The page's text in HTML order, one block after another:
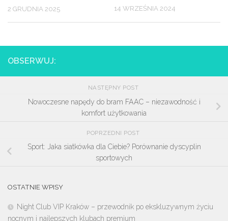
2 GRUDNIA 2025 14 WRZEŚNIA 2024
OBSERWUJ:
NASTĘPNY POST
Nowoczesne napędy do bram FAAC – niezawodność i
komfort użytkowania
POPRZEDNI POST
Sport: Jaka siatkówka dla Ciebie? Porównanie dyscyplin
sportowych
OSTATNIE WPISY
Night Club VIP Kraków – przewodnik po ekskluzywnym życiu
nocnym i najlepszych klubach premium